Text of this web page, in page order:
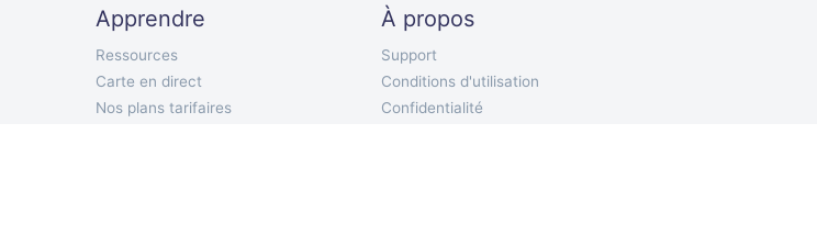
Apprendre
Ressources
Carte en direct
Nos plans tarifaires
À propos
Support
Conditions d'utilisation
Confidentialité